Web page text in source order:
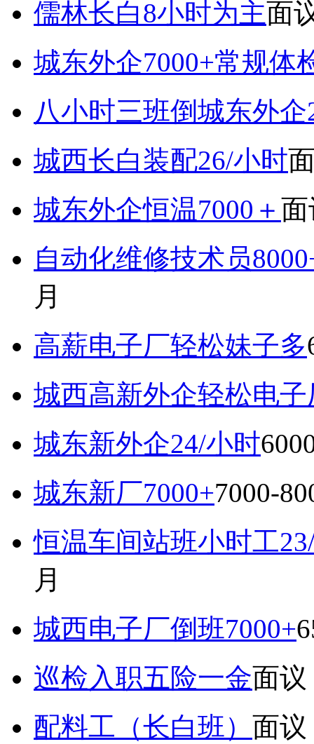
儒林长白8小时为主面
城东外企7000+常规体
八小时三班倒城东外企
城西长白装配26/小时
城东外企恒温7000＋
自动化维修技术员
月
高薪电子厂轻松妹子多
城西高新外企轻松电子
城东新外企24/小时
城东新厂7000+7000-
恒温车间站班小时工
月
城西电子厂倒班7000+
巡检入职五险一金面议
配料工（长白班） 面议